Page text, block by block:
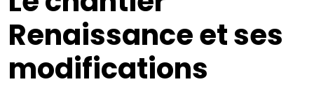
Renaissance et ses
modifications